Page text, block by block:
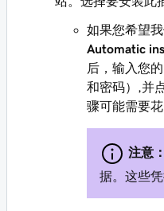
如果您希望
Automatic
后，输入您
和密码）,并
骤可能需要
注意：
据。这些